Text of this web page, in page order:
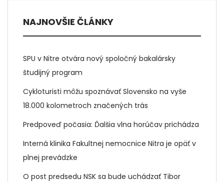
NAJNOVŠIE ČLÁNKY
SPU v Nitre otvára nový spoločný bakalársky
študijný program
Cykloturisti môžu spoznávať Slovensko na vyše
18.000 kolometroch značených trás
Predpoveď počasia: Ďalšia vlna horúčav prichádza
Interná klinika Fakultnej nemocnice Nitra je opäť v
plnej prevádzke
O post predsedu NSK sa bude uchádzať Tibor